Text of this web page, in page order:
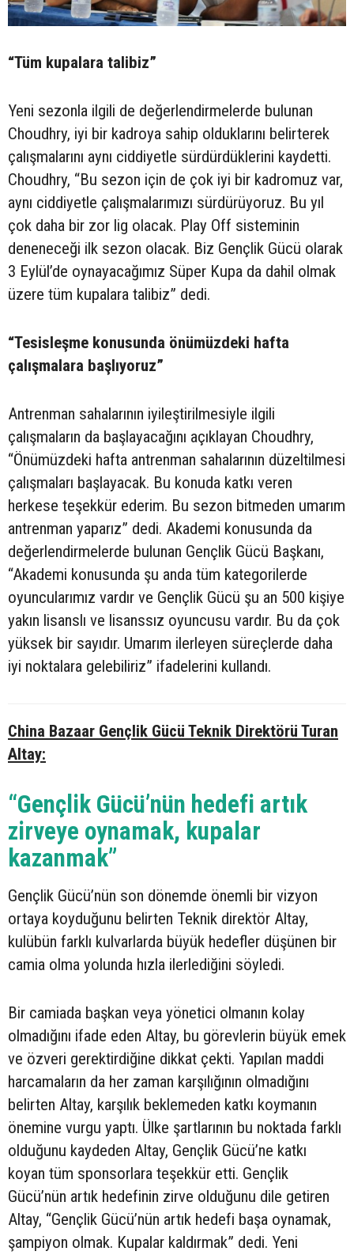
“Tüm kupalara talibiz”
Yeni sezonla ilgili de değerlendirmelerde bulunan
Choudhry, iyi bir kadroya sahip olduklarını belirterek
çalışmalarını aynı ciddiyetle sürdürdüklerini kaydetti.
Choudhry, “Bu sezon için de çok iyi bir kadromuz var,
aynı ciddiyetle çalışmalarımızı sürdürüyoruz. Bu yıl
çok daha bir zor lig olacak. Play Off sisteminin
deneneceği ilk sezon olacak. Biz Gençlik Gücü olarak
3 Eylül’de oynayacağımız Süper Kupa da dahil olmak
üzere tüm kupalara talibiz” dedi.
“Tesisleşme konusunda önümüzdeki hafta
çalışmalara başlıyoruz”
Antrenman sahalarının iyileştirilmesiyle ilgili
çalışmaların da başlayacağını açıklayan Choudhry,
“Önümüzdeki hafta antrenman sahalarının düzeltilmesi
çalışmaları başlayacak. Bu konuda katkı veren
herkese teşekkür ederim. Bu sezon bitmeden umarım
antrenman yaparız” dedi. Akademi konusunda da
değerlendirmelerde bulunan Gençlik Gücü Başkanı,
“Akademi konusunda şu anda tüm kategorilerde
oyuncularımız vardır ve Gençlik Gücü şu an 500 kişiye
yakın lisanslı ve lisanssız oyuncusu vardır. Bu da çok
yüksek bir sayıdır. Umarım ilerleyen süreçlerde daha
iyi noktalara gelebiliriz” ifadelerini kullandı.
China Bazaar Gençlik Gücü Teknik Direktörü Turan
Altay:
“Gençlik Gücü’nün hedefi artık
zirveye oynamak, kupalar
kazanmak”
Gençlik Gücü’nün son dönemde önemli bir vizyon
ortaya koyduğunu belirten Teknik direktör Altay,
kulübün farklı kulvarlarda büyük hedefler düşünen bir
camia olma yolunda hızla ilerlediğini söyledi.
Bir camiada başkan veya yönetici olmanın kolay
olmadığını ifade eden Altay, bu görevlerin büyük emek
ve özveri gerektirdiğine dikkat çekti. Yapılan maddi
harcamaların da her zaman karşılığının olmadığını
belirten Altay, karşılık beklemeden katkı koymanın
önemine vurgu yaptı. Ülke şartlarının bu noktada farklı
olduğunu kaydeden Altay, Gençlik Gücü’ne katkı
koyan tüm sponsorlara teşekkür etti. Gençlik
Gücü’nün artık hedefinin zirve olduğunu dile getiren
Altay, “Gençlik Gücü’nün artık hedefi başa oynamak,
şampiyon olmak. Kupalar kaldırmak” dedi. Yeni